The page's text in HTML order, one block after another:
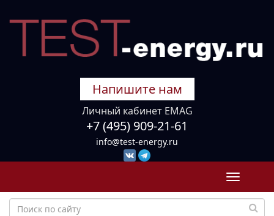
Напишите нам
Личный кабинет EMAG
+7 (495) 909-21-61
info@test-energy.ru
Toggle